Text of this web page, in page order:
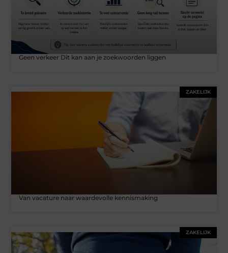
Geen verkeer Dit kan aan je zoekwoorden liggen
ZAKELIJK
Van vacature naar waardevolle kennismaking
ZAKELIJK